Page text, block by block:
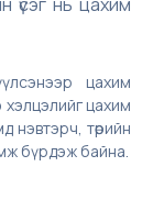
цахим
хэлцэлийг цахим
нэвтэрч, төрийн
бүрдэж байна.